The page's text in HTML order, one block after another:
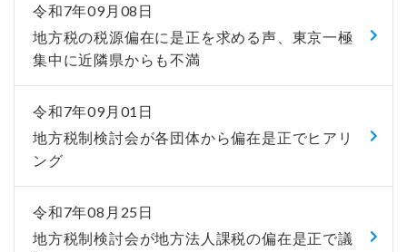
令和7年09月08日
地方税の税源偏在に是正を求める声、東京一極
集中に近隣県からも不満
令和7年09月01日
地方税制検討会が各団体から偏在是正でヒアリ
ング
令和7年08月25日
地方税制検討会が地方法人課税の偏在是正で議